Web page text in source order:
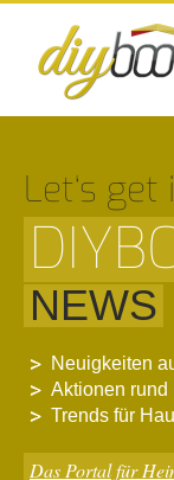
Let‘s
NEWS
Neuigkeiten
Aktionen rund
Trends für
Das Portal für